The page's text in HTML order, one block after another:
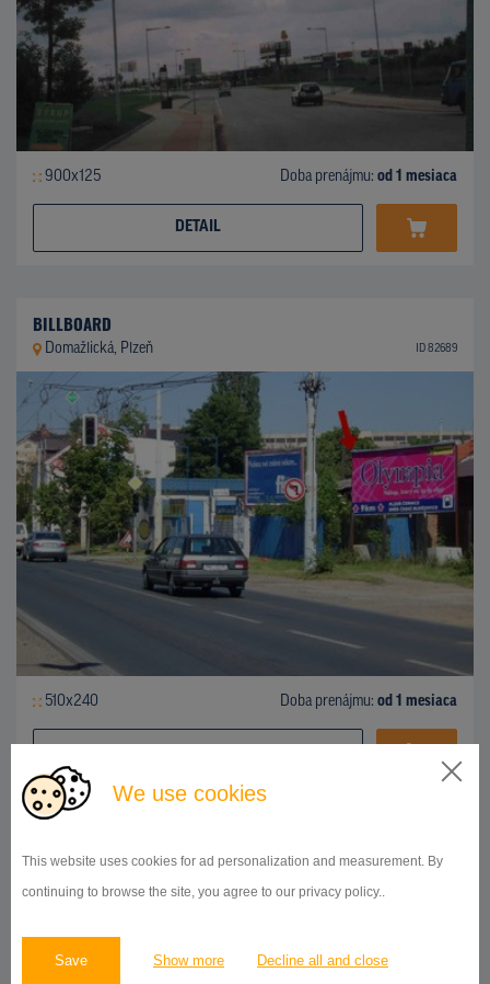
We use cookies
This website uses cookies for ad personalization and measurement. By
continuing to browse the site, you agree to our privacy policy..
Save Show more Decline all and close
900x125 Doba prenájmu: od 1 mesiaca
DETAIL
BILLBOARD
Domažlická, Plzeň ID 82689
510x240 Doba prenájmu: od 1 mesiaca